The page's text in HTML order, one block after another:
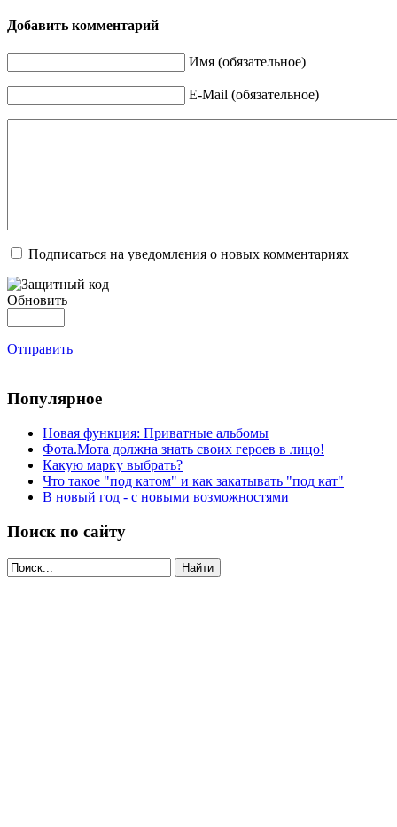
Добавить комментарий
Имя (обязательное)
E-Mail (обязательное)
Подписаться на уведомления о новых комментариях
Обновить
Отправить
Популярное
Новая функция: Приватные альбомы
Фота.Мота должна знать своих героев в лицо!
Какую марку выбрать?
Что такое "под катом" и как закатывать "под кат"
В новый год - с новыми возможностями
Поиск по сайту
Найти